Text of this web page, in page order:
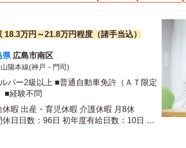
18.3万円～21.8万円程度（諸手当込）
県 広島市南区
山陽本線(神戸－門司)
パー2級以上 ■普通自動車免許（ＡＴ限定
可） ■経験不問
休暇 出産・育児休暇 介護休暇 月8休
数：96日 初年度有給日数：10日 最